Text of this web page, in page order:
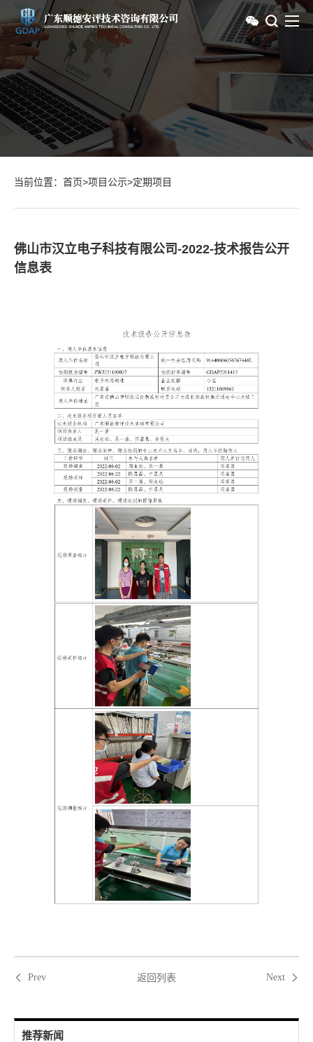
当前位置： 首页>项目公示>定期项目
佛山市汉立电子科技有限公司-2022-技术报告公开
信息表
Prev 返回列表 Next
推荐新闻